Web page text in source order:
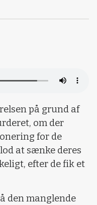
på grund af
om der
for de
at sænke deres
efter de fik et
den manglende